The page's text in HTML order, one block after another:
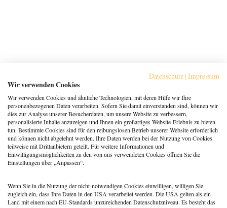
Datenschutz | Impressum
Wir verwenden Cookies
Wir verwenden Cookies und ähnliche Technologien, mit deren Hilfe wir Ihre
personenbezogenen Daten verarbeiten. Sofern Sie damit einverstanden sind, können wir
dies zur Analyse unserer Besucherdaten, um unsere Website zu verbessern,
personalisierte Inhalte anzuzeigen und Ihnen ein großartiges Website-Erlebnis zu bieten
tun. Bestimmte Cookies sind für den reibungslosen Betrieb unserer Website erforderlich
und können nicht abgelehnt werden. Ihre Daten werden bei der Nutzung von Cookies
teilweise mit Drittanbietern geteilt. Für weitere Informationen und
Einwilligungsmöglichkeiten zu den von uns verwendeten Cookies öffnen Sie die
Einstellungen über „Anpassen“.
Wenn Sie in die Nutzung der nicht-notwendigen Cookies einwilligen, willigen Sie
zugleich ein, dass Ihre Daten in den USA verarbeitet werden. Die USA gelten als ein
Land mit einem nach EU-Standards unzureichenden Datenschutzniveau. Es besteht das